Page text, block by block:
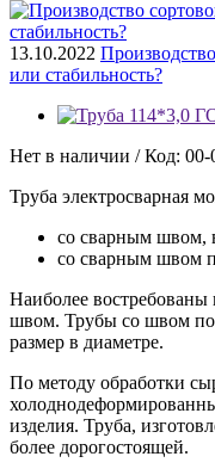
13.10.2022
или стабильность?
Нет в наличии / Код: 00-
Труба электросварная
со сварным швом,
со сварным швом
Наиболее
швом. Трубы со швом
размер в диаметре.
По методу обработки
изделия. Труба,
более дорогостоящей.